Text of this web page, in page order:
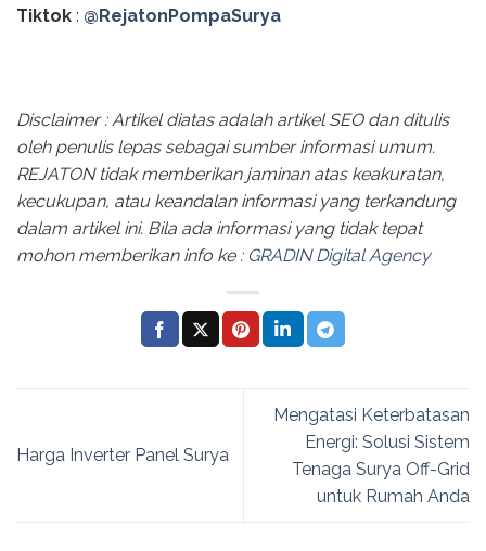
Tiktok : @RejatonPompaSurya
Disclaimer : Artikel diatas adalah artikel SEO dan ditulis
oleh penulis lepas sebagai sumber informasi umum.
REJATON tidak memberikan jaminan atas keakuratan,
kecukupan, atau keandalan informasi yang terkandung
dalam artikel ini. Bila ada informasi yang tidak tepat
mohon memberikan info ke : GRADIN Digital Agency
Harga Inverter Panel Surya
Mengatasi Keterbatasan
Energi: Solusi Sistem
Tenaga Surya Off-Grid
untuk Rumah Anda